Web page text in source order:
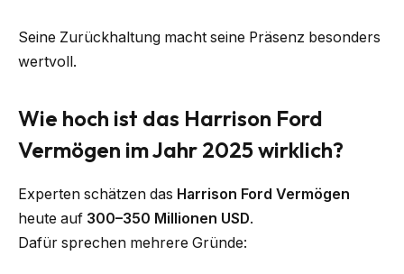
Seine Zurückhaltung macht seine Präsenz besonders
wertvoll.
Wie hoch ist das Harrison Ford
Vermögen im Jahr 2025 wirklich?
Experten schätzen das Harrison Ford Vermögen
heute auf 300–350 Millionen USD.
Dafür sprechen mehrere Gründe: